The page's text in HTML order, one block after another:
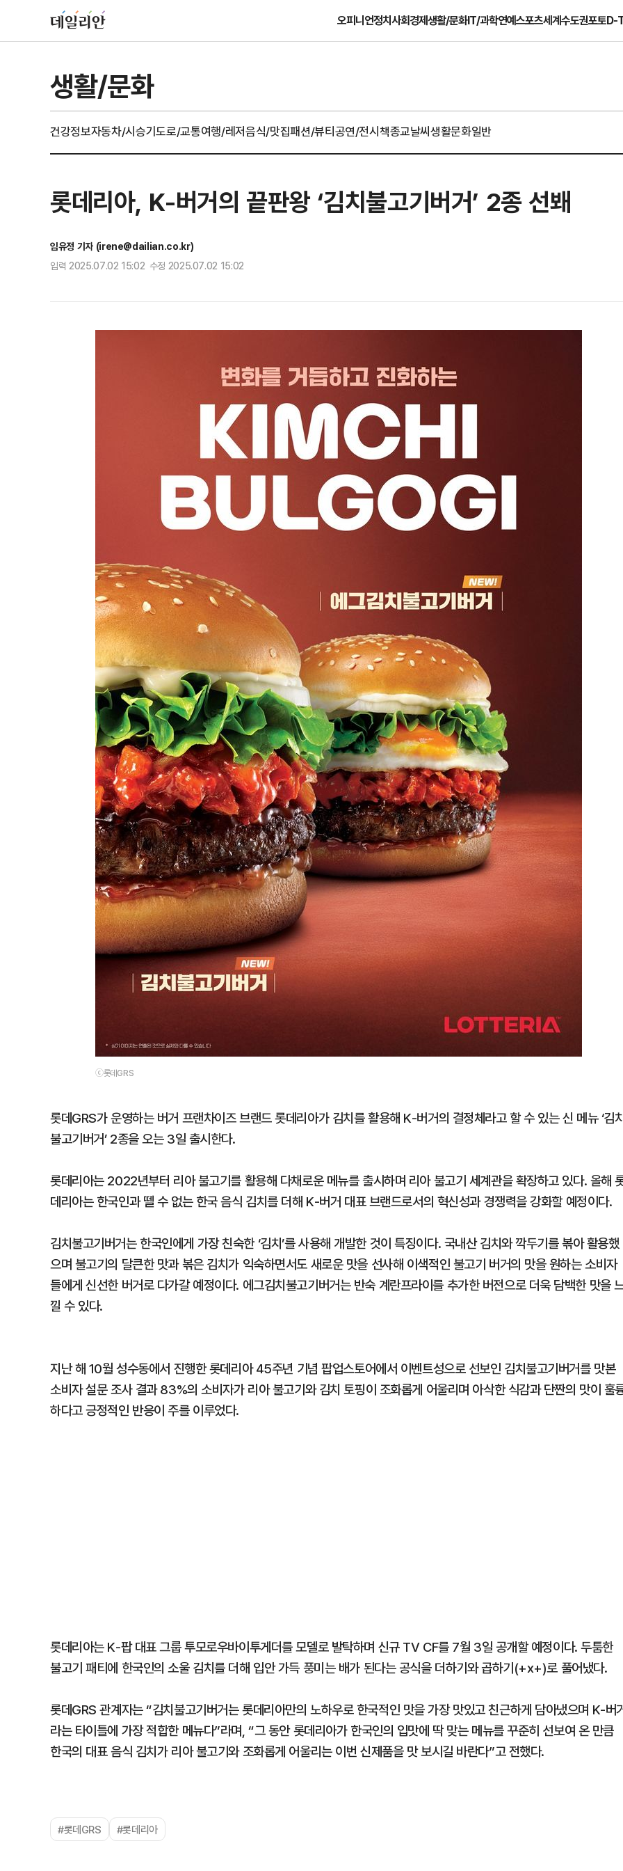
오피니언정치사회경제생활/문화IT/과학연예스포츠세계수도권포토D-
생활/문화
건강정보자동차/시승기도로/교통여행/레저음식/맛집패션/뷰티공연/전시책종교날씨생활문화일반
롯데리아, K-버거의 끝판왕 ‘김치불고기버거’ 2종 선봬
임유정 기자 (irene@dailian.co.kr)
입력 2025.07.02 15:02 수정 2025.07.02 15:02
ⓒ롯데GRS
롯데GRS가 운영하는 버거 프랜차이즈 브랜드 롯데리아가 김치를 활용해 K-버거의 결정체라고 할 수 있는 신 메뉴 ‘김
불고기버거’ 2종을 오는 3일 출시한다.
롯데리아는 2022년부터 리아 불고기를 활용해 다채로운 메뉴를 출시하며 리아 불고기 세계관을 확장하고 있다. 올해
데리아는 한국인과 뗄 수 없는 한국 음식 김치를 더해 K-버거 대표 브랜드로서의 혁신성과 경쟁력을 강화할 예정이다.
김치불고기버거는 한국인에게 가장 친숙한 ‘김치’를 사용해 개발한 것이 특징이다. 국내산 김치와 깍두기를 볶아 활용했
으며 불고기의 달큰한 맛과 볶은 김치가 익숙하면서도 새로운 맛을 선사해 이색적인 불고기 버거의 맛을 원하는 소비자
들에게 신선한 버거로 다가갈 예정이다. 에그김치불고기버거는 반숙 계란프라이를 추가한 버전으로 더욱 담백한 맛을
낄 수 있다.
지난 해 10월 성수동에서 진행한 롯데리아 45주년 기념 팝업스토어에서 이벤트성으로 선보인 김치불고기버거를 맛본
소비자 설문 조사 결과 83%의 소비자가 리아 불고기와 김치 토핑이 조화롭게 어울리며 아삭한 식감과 단짠의 맛이 훌
하다고 긍정적인 반응이 주를 이루었다.
롯데리아는 K-팝 대표 그룹 투모로우바이투게더를 모델로 발탁하며 신규 TV CF를 7월 3일 공개할 예정이다. 두툼한
불고기 패티에 한국인의 소울 김치를 더해 입안 가득 풍미는 배가 된다는 공식을 더하기와 곱하기(+x+)로 풀어냈다.
롯데GRS 관계자는 “김치불고기버거는 롯데리아만의 노하우로 한국적인 맛을 가장 맛있고 친근하게 담아냈으며 K-버
라는 타이틀에 가장 적합한 메뉴다”라며, “그 동안 롯데리아가 한국인의 입맛에 딱 맞는 메뉴를 꾸준히 선보여 온 만큼
한국의 대표 음식 김치가 리아 불고기와 조화롭게 어울리는 이번 신제품을 맛 보시길 바란다”고 전했다.
#롯데GRS #롯데리아
2
나…"청년 보편적 지원 문턱
3
다"...日 누리꾼 발언 ‘역풍’
5